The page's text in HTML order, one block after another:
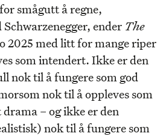
smågutt å regne,
ender The
2025 med litt for mange riper
som intendert. Ikke er den
nok til å fungere som god
nok til å oppleves som
– og ikke er den
nok til å fungere som